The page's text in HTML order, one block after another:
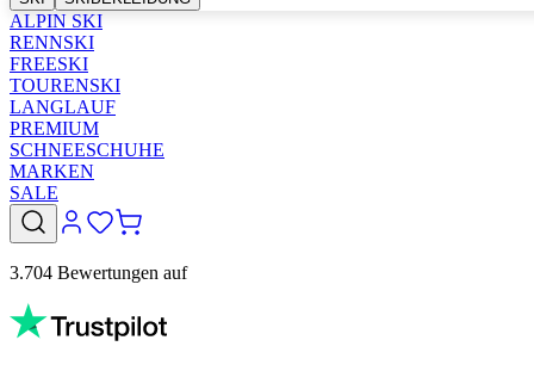
ALPIN SKI
RENNSKI
FREESKI
TOURENSKI
LANGLAUF
PREMIUM
SCHNEESCHUHE
MARKEN
SALE
3.704 Bewertungen auf